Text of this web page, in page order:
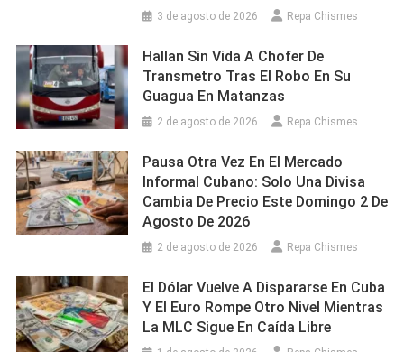
3 de agosto de 2026 Repa Chismes
Hallan Sin Vida A Chofer De
Transmetro Tras El Robo En Su
Guagua En Matanzas
2 de agosto de 2026 Repa Chismes
Pausa Otra Vez En El Mercado
Informal Cubano: Solo Una Divisa
Cambia De Precio Este Domingo 2 De
Agosto De 2026
2 de agosto de 2026 Repa Chismes
El Dólar Vuelve A Dispararse En Cuba
Y El Euro Rompe Otro Nivel Mientras
La MLC Sigue En Caída Libre